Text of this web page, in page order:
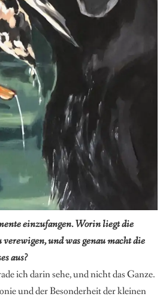
einzufangen. Worin liegt die
und was genau macht die
aus?
ich darin sehe, und nicht das Ganze.
und der Besonderheit der kleinen